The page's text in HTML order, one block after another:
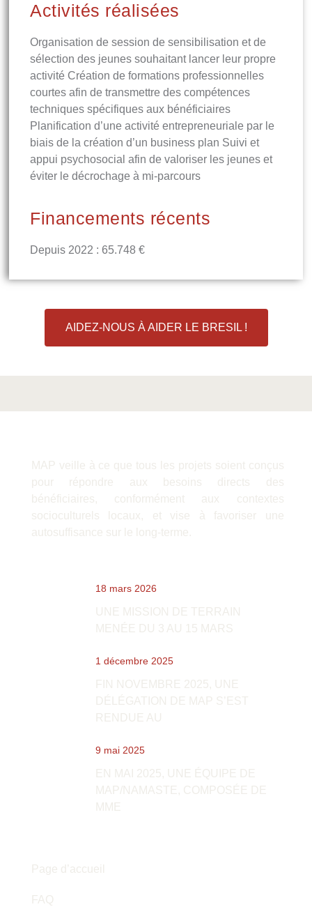
Activités réalisées
Organisation de session de sensibilisation et de
sélection des jeunes souhaitant lancer leur propre
activité Création de formations professionnelles
courtes afin de transmettre des compétences
techniques spécifiques aux bénéficiaires
Planification d’une activité entrepreneuriale par le
biais de la création d’un business plan Suivi et
appui psychosocial afin de valoriser les jeunes et
éviter le décrochage à mi-parcours
Financements récents
Depuis 2022 : 65.748 €
AIDEZ-NOUS À AIDER LE BRESIL !
MAP veille à ce que tous les projets soient conçus
pour répondre aux besoins directs des
bénéficiaires, conformément aux contextes
socioculturels locaux, et vise à favoriser une
autosuffisance sur le long-terme.
18 mars 2026
UNE MISSION DE TERRAIN
MENÉE DU 3 AU 15 MARS
1 décembre 2025
FIN NOVEMBRE 2025, UNE
DÉLÉGATION DE MAP S’EST
RENDUE AU
9 mai 2025
EN MAI 2025, UNE ÉQUIPE DE
MAP/NAMASTE, COMPOSÉE DE
MME
Page d’accueil
FAQ